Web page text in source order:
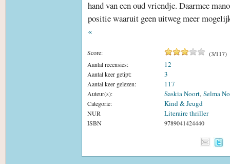
hand van een oud vriendje. Daarmee
positie waaruit geen uitweg meer
«
Score: (3/117)
Aantal recensies:
12
Aantal keer getipt: 3
Aantal keer gelezen: 117
Auteur(s): Saskia Noort, Selma
Categorie: Kind & Jeugd
NUR Literaire thriller
ISBN 9789041424440